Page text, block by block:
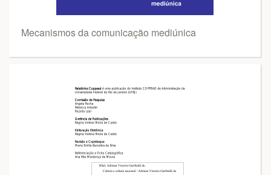
Mecanismos da comunicação mediúnica